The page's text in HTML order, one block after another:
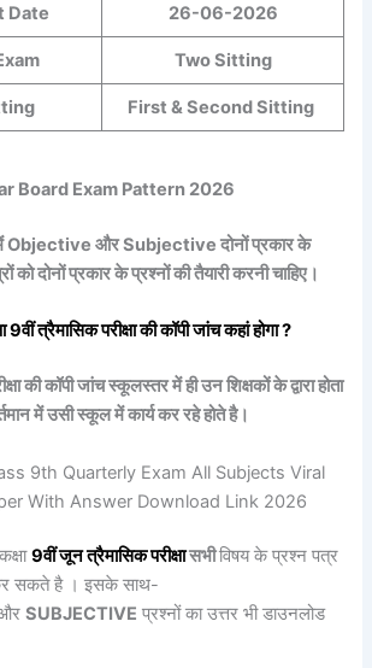
Date 26-06-2026
Two Sitting
First & Second Sitting
Board Exam Pattern 2026
और Subjective दोनों प्रकार के
को दोनों प्रकार के प्रश्नों की तैयारी करनी चाहिए।
9वींत्रैमासिकपरीक्षा की कॉपी जांच कहां होगा ?
की कॉपी जांच स्कूलस्तर में ही उन शिक्षकों के द्वारा होता
में उसी स्कूल में कार्य कर रहे होते है।
9th Quarterly Exam All Subjects Viral
With Answer Download Link 2026
9वींजूनत्रैमासिकपरीक्षासभीविषय के प्रश्न पत्र
सकते है । इसके साथ-
SUBJECTIVE प्रश्नों का उत्तर भी डाउनलोड